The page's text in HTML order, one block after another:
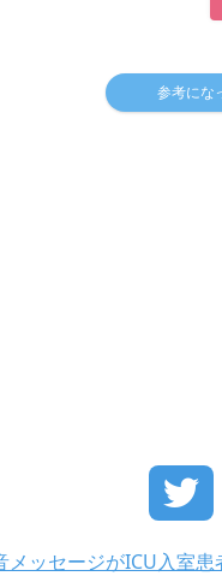
参考にな
メッセージがICU入室患